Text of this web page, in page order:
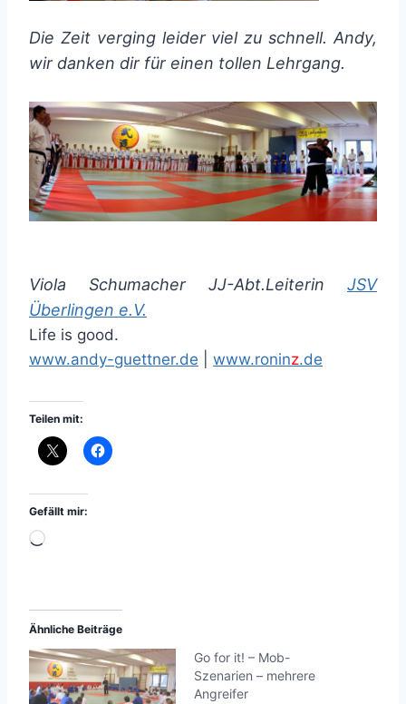
Die Zeit verging leider viel zu schnell. Andy,
wir danken dir für einen tollen Lehrgang.
Viola Schumacher JJ-Abt.Leiterin JSV
Überlingen e.V.
Life is good.
www.andy-guettner.de
www.roninz.de
Teilen mit:
Gefällt mir:
W
d
g
e
l
Ähnliche Beiträge
Go for it! – Mob-
Szenarien – mehrere
Angreifer